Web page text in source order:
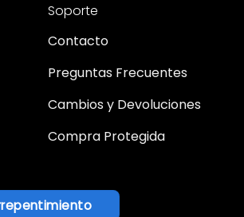
Soporte
Contacto
Preguntas Frecuentes
Cambios y Devoluciones
Compra Protegida